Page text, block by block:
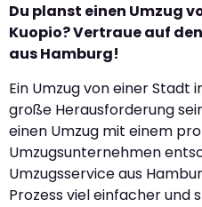
Du planst einen Umzug
Kuopio? Vertraue auf
aus Hamburg!
Ein Umzug von einer Stadt
große Herausforderung
einen Umzug mit einem
Umzugsunternehmen
Umzugsservice aus
Prozess viel einfacher und